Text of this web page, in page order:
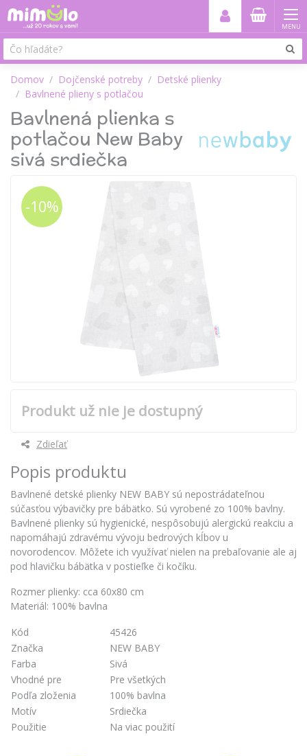
MENU
Domov Dojčenské potreby
Detské plienky
Bavlnené plieny s potlačou
Bavlnená plienka s
potlačou New Baby
sivá srdiečka
-10%
Produkt už nie je dostupný
Zdieľať
Popis produktu
Bavlnené detské plienky NEW BABY sú nepostrádateľnou
súčasťou výbavičky pre bábätko. Sú vyrobené zo 100% bavlny.
Bavlnené plienky sú hygienické, nespôsobujú alergickú reakciu a
napomáhajú zdravému vývoju bedrových kĺbov u
novorodencov. Môžete ich využívať nielen na prebaľovanie ale aj
pod hlavičku bábätka v postieľke či kočíku.
Rozmer plienky: cca 60x80 cm
Materiál: 100% bavlna
Kód
45426
Značka
NEW BABY
Farba
Sivá
Vhodné pre
Pre všetkých
Podľa zloženia
100% bavlna
Motív
Srdiečka
Použitie
Na viac použití